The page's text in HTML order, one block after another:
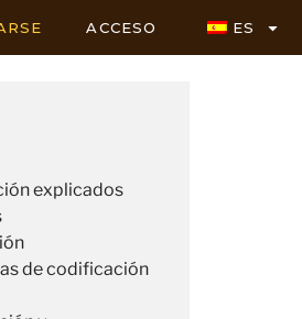
ACCESO ES
explicados
de codificación